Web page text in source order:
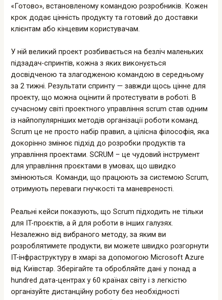
«Готово», встановленому командою розробників. Кожен
крок додає цінність продукту та готовий до доставки
клієнтам або кінцевим користувачам.
У ній великий проект розбивається на безліч маленьких
підзадач-спринтів, кожна з яких виконується
досвідченою та злагодженою командою в середньому
за 2 тижні. Результати спринту — завжди щось цінне для
проекту, що можна оцінити й протестувати в роботі. В
сучасному світі проектного управління scrum став одним
із найпопулярніших методів організації роботи команд.
Scrum це не просто набір правил, а цілісна філософія, яка
докорінно змінює підхід до розробки продуктів та
управління проектами. SCRUM – це чудовий інструмент
для управління проєктами в умовах, що швидко
змінюються. Команди, що працюють за системою Scrum,
отримують переваги гнучкості та маневреності.
Реальні кейси показують, що Scrum підходить не тільки
для IT-проєктів, а й для роботи в інших галузях.
Незалежно від вибраного методу, за яким ви
розроблятимете продукти, ви можете швидко розгорнути
IT-інфраструктуру в хмарі за допомогою Microsoft Azure
від Київстар. Зберігайте та обробляйте дані у понад a
hundred дата-центрах у 60 країнах світу і з легкістю
організуйте дистанційну роботу без необхідності